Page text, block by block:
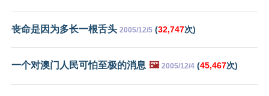
丧命是因为多长一根舌头 2005/12/5 (32,747次)
一个对澳门人民可怕至极的消息 🖼️ 2005/12/4 (45,467次)